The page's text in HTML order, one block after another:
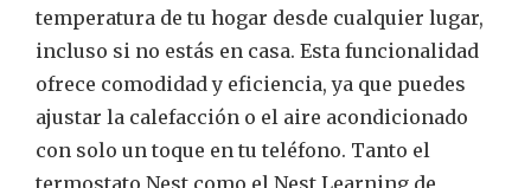
temperatura de tu hogar desde cualquier lugar,
incluso si no estás en casa. Esta funcionalidad
ofrece comodidad y eficiencia, ya que puedes
ajustar la calefacción o el aire acondicionado
con solo un toque en tu teléfono. Tanto el